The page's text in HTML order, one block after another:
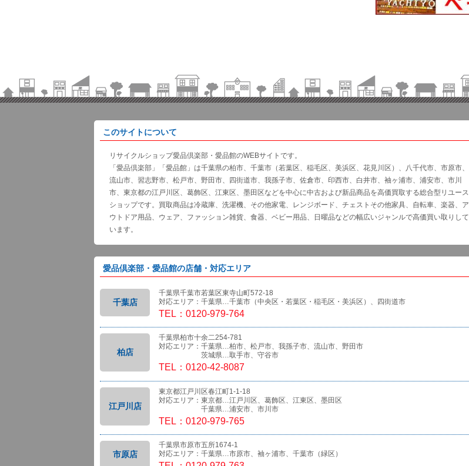
このサイトについて
リサイクルショップ愛品倶楽部・愛品館のWEBサイトです。
「愛品倶楽部」「愛品館」は千葉県の柏市、千葉市（若葉区、稲毛区、美浜区、花見川区）、八千代市、市原市、
流山市、習志野市、松戸市、野田市、四街道市、我孫子市、佐倉市、印西市、白井市、袖ヶ浦市、浦安市、市川
市、東京都の江戸川区、葛飾区、江東区、墨田区などを中心に中古および新品商品を高価買取する総合型リユース
ショップです。買取商品は冷蔵庫、洗濯機、その他家電、レンジボード、チェストその他家具、自転車、楽器、ア
ウトドア用品、ウェア、ファッション雑貨、食器、ベビー用品、日曜品などの幅広いジャンルで高価買い取りして
います。
愛品倶楽部・愛品館の店舗・対応エリア
千葉店
千葉県千葉市若葉区東寺山町572-18
対応エリア：千葉県…千葉市（中央区・若葉区・稲毛区・美浜区）、四街道市
TEL：0120-979-764
柏店
千葉県柏市十余二254-781
対応エリア：千葉県…柏市、松戸市、我孫子市、流山市、野田市
茨城県…取手市、守谷市
TEL：0120-42-8087
江戸川店
東京都江戸川区春江町1-1-18
対応エリア：東京都…江戸川区、葛飾区、江東区、墨田区
千葉県…浦安市、市川市
TEL：0120-979-765
市原店
千葉県市原市五所1674-1
対応エリア：千葉県…市原市、袖ヶ浦市、千葉市（緑区）